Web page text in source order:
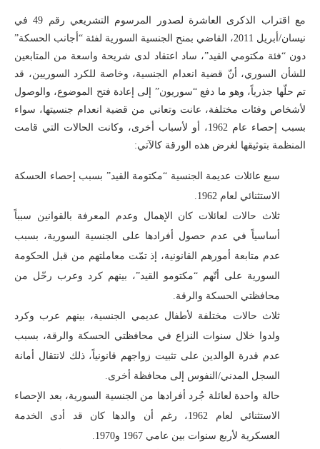
مع اقتراب الذكرى العاشرة لصدور المرسوم التشريعي رقم 49 في
نيسان/أبريل 2011، القاضي بمنح الجنسية السورية لفئة “أجانب الحسكة”
دون “فئة مكتومي القيد”، ساد اعتقاد لدى شريحة واسعة من المتابعين
للشأن السوري، أنّ قضية انعدام الجنسية، وخاصة للكرد السوريين، قد
تم حلّها جذرياً، وهو ما دفع “سوريون” إلى إعادة فتح الموضوع، والوصول
لأشخاص وفئات مختلفة، عانت وتعاني من قضية انعدام جنسيتها، سواء
بسبب إحصاء عام 1962، أو لأسباب أخرى، وكانت الحالات التي قامت
المنظمة بتوثيقها لغرض هذه الورقة كالآتي:
سبع عائلات عديمة الجنسية “مكتومة القيد” بسبب إحصاء الحسكة
الاستثنائي لعام 1962.
ثلاث حالات لعائلات كان الإهمال وعدم المعرفة بالقوانين سبباً
أساسياً في عدم حصول أفرادها على الجنسية السورية، بسبب
عدم متابعة أمورهم القانونية، إذ تمّت معاملتهم من قبل الحكومة
السورية على أنّهم “مكتومو القيد”، بينهم كرد وعرب رحّل من
محافظتي الحسكة والرقة.
ثلاث حالات مختلفة لأطفال عديمي الجنسية، بينهم عرب وكرد
ولدوا خلال سنوات النزاع في محافظتي الحسكة والرقة، بسبب
عدم قدرة الوالدين على تثبيت زواجهم قانونياً، ذلك لانتقال أمانة
السجل المدني/النفوس إلى محافظة أخرى.
حالة واحدة لعائلة جُرد أفرادها من الجنسية السورية، بعد الإحصاء
الاستثنائي لعام 1962، رغم أن والدها كان قد أدى الخدمة
العسكرية لأربع سنوات بين عامي 1967 و1970.